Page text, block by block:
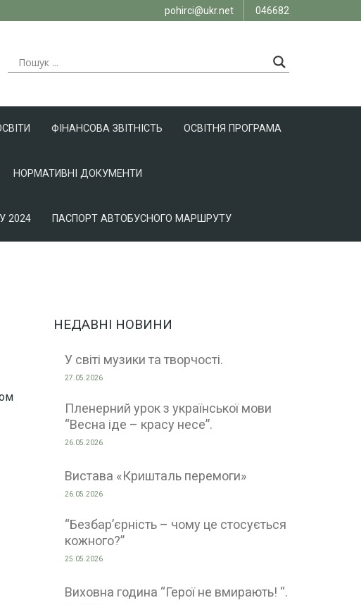
pohirci@ukr.net 046682
ФІНАНСОВА ЗВІТНІСТЬ ОСВІТНЯ ПРОГРАМА
НОРМАТИВНІ ДОКУМЕНТИ
2024 ПАСПОРТ АВТОБУСНОГО МАРШРУТУ
НЕДАВНІ НОВИНИ
У світі музики та творчості.
27.05.2026
Пленерний урок з української мови
“Весна іде – красу несе”.
26.05.2026
Вистава «Кришталь перемоги»
26.05.2026
“Безбар’єрність – чому це стосується
кожного?”
25.05.2026
Виховна година “Герої не вмирають! “.